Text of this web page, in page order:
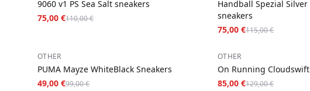
9060 v1 PS Sea Salt sneakers
75,00 €110,00 €
Handball Spezial
sneakers
75,00 €115,00 €
−51%
OTHER
PUMA Mayze WhiteBlack Sneakers
49,00 €99,00 €
−34%
OTHER
On Running
85,00 €129,00 €